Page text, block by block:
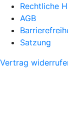
Rechtliche
AGB
Satzung
Vertrag